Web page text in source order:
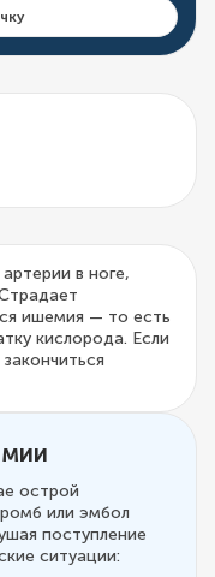
в ноге,
ишемия — то есть
кислорода. Если
острой
или эмбол
поступление
ситуации: